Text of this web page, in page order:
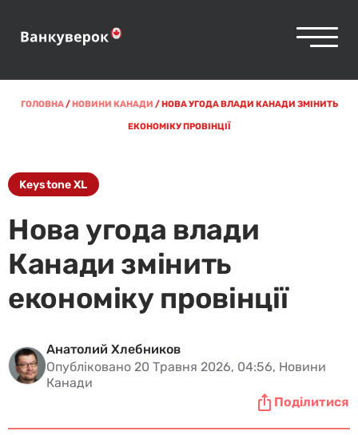
ГОЛОВНА/НОВИНИ КАНАДИ /НОВА УГОДА ВЛАДИ КАНАДИ ЗМІНИТЬ
ЕКОНОМІКУ ПРОВІНЦІЇ
Keystone XL
Нова угода влади
Канади змінить
економіку провінції
Анатолий Хлебников
Опубліковано 20 Травня 2026, 04:56, Новини
Канади
Поділитися